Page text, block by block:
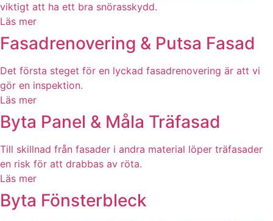
viktigt att ha ett bra snörasskydd.
Läs mer
Fasadrenovering & Putsa Fasad
Det första steget för en lyckad fasadrenovering är att vi
gör en inspektion.
Läs mer
Byta Panel & Måla Träfasad
Till skillnad från fasader i andra material löper träfasader
en risk för att drabbas av röta.
Läs mer
Byta Fönsterbleck